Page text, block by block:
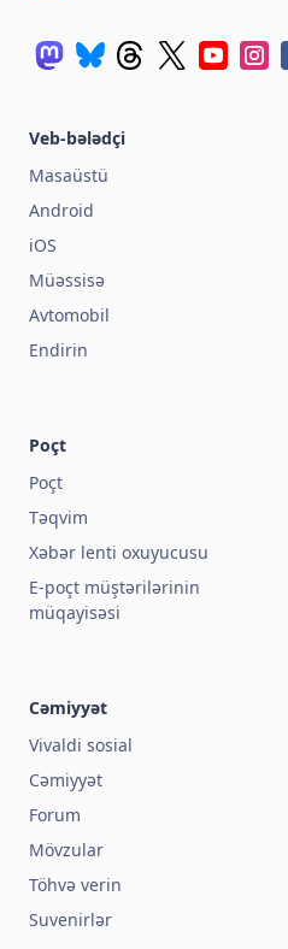
Veb-bələdçi
Masaüstü
Android
iOS
Müəssisə
Avtomobil
Endirin
Poçt
Poçt
Təqvim
Xəbər lenti oxuyucusu
E-poçt müştərilərinin
müqayisəsi
Cəmiyyət
Vivaldi sosial
Cəmiyyət
Forum
Mövzular
Töhvə verin
Suvenirlər